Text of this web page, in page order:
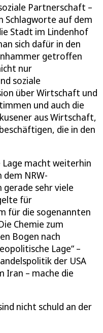
Partnerschaft –
Schlagworte auf dem
Stadt im Lindenhof
sich dafür in den
getroffen
nur
soziale
über Wirtschaft und
und auch die
aus Wirtschaft,
die in den
macht weiterhin
dem NRW-
sehr viele
für
für die sogenannten
Chemie zum
Bogen nach
Lage“ –
der USA
Iran – mache die
nicht schuld an der